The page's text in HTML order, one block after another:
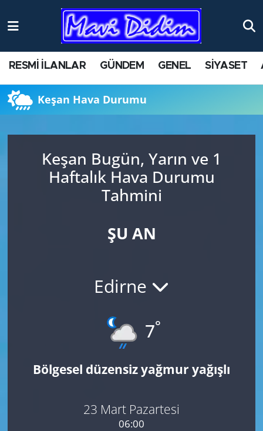
RESMİ İLANLAR GÜNDEM GENEL SİYASET
Keşan Hava Durumu
Keşan Bugün, Yarın ve 1
Haftalık Hava Durumu
Tahmini
ŞU AN
Edirne
7°
Bölgesel düzensiz yağmur yağışlı
23 Mart Pazartesi
06:00
ANTİK YERLER
AYDIN
BİLİM VE TEKNOLOJİ
ÇEVRE
HABERDE İNSAN
MAGAZİN
Nöbetçi Eczaneler
Namaz Vakitleri
Trafik Durumu
Süper Lig Puan Durumu ve Fikstür
Tüm Manşetler